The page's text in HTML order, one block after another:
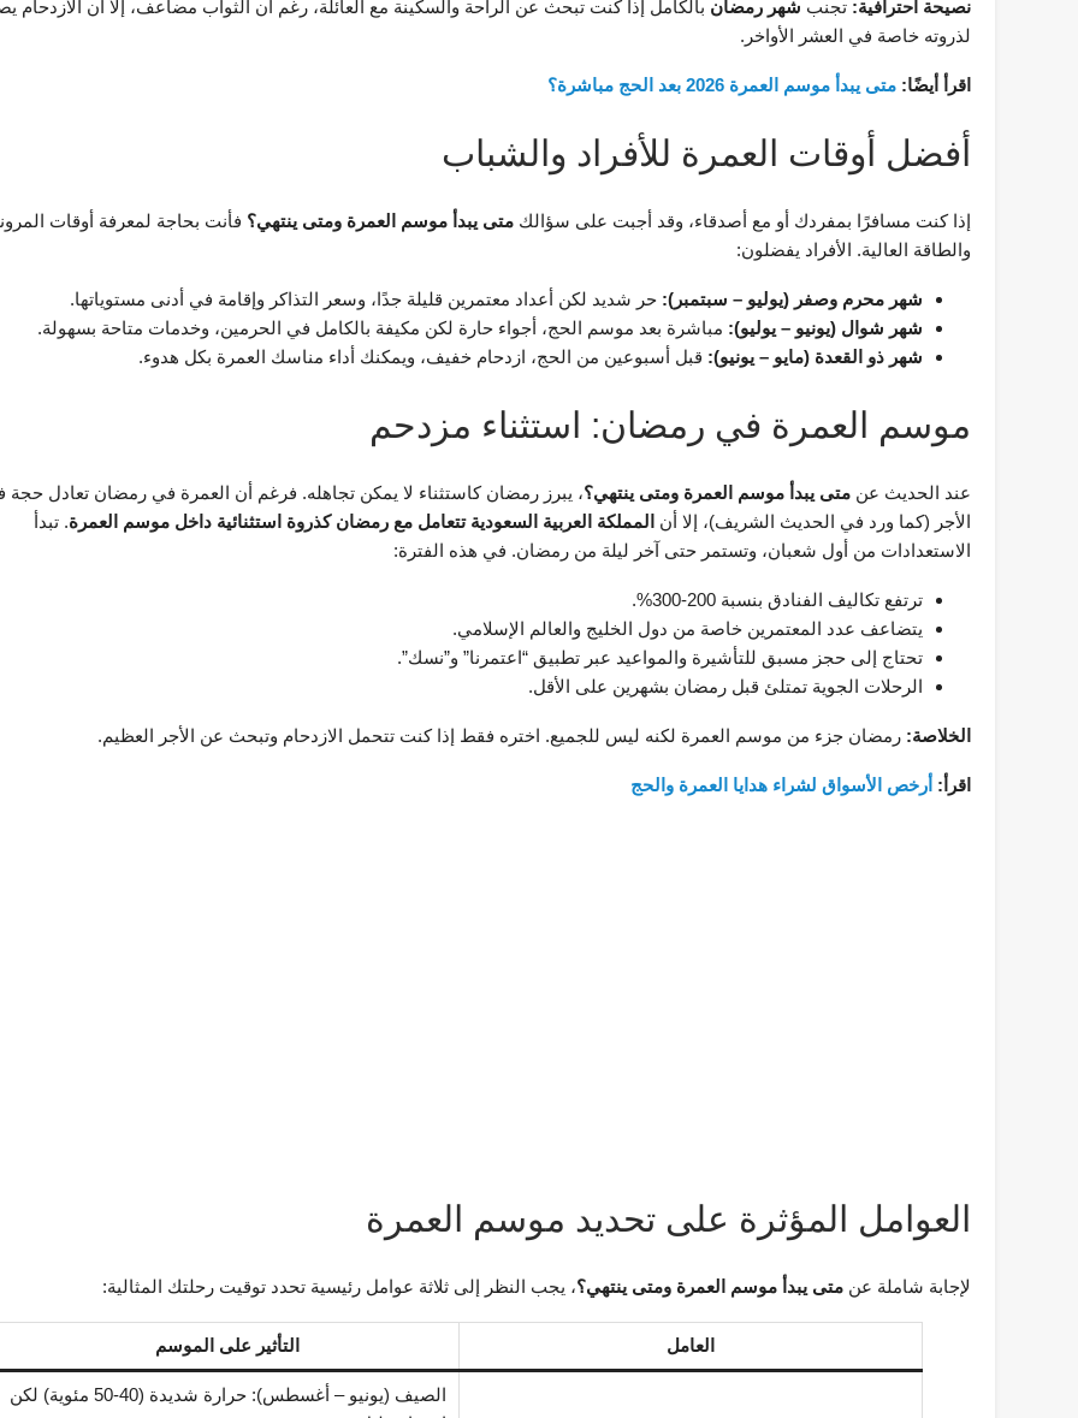
نصيحة احترافية: تجنب شهر رمضان بالكامل إذا كنت تبحث عن الراحة والسكينة مع العائلة، رغم أن الثواب مضاعف، إلا أن الازدحام
لذروته خاصة في العشر الأواخر.
اقرأ أيضًا: متى يبدأ موسم العمرة 2026 بعد الحج مباشرة؟
أفضل أوقات العمرة للأفراد والشباب
إذا كنت مسافرًا بمفردك أو مع أصدقاء، وقد أجبت على سؤالك متى يبدأ موسم العمرة ومتى ينتهي؟ فأنت بحاجة لمعرفة أوقات
والطاقة العالية. الأفراد يفضلون:
شهر محرم وصفر (يوليو – سبتمبر): حر شديد لكن أعداد معتمرين قليلة جدًا، وسعر التذاكر وإقامة في أدنى مستوياتها.
شهر شوال (يونيو – يوليو): مباشرة بعد موسم الحج، أجواء حارة لكن مكيفة بالكامل في الحرمين، وخدمات متاحة بسهولة.
شهر ذو القعدة (مايو – يونيو): قبل أسبوعين من الحج، ازدحام خفيف، ويمكنك أداء مناسك العمرة بكل هدوء.
موسم العمرة في رمضان: استثناء مزدحم
عند الحديث عن متى يبدأ موسم العمرة ومتى ينتهي؟، يبرز رمضان كاستثناء لا يمكن تجاهله. فرغم أن العمرة في رمضان تعادل حجة
الأجر (كما ورد في الحديث الشريف)، إلا أن المملكة العربية السعودية تتعامل مع رمضان كذروة استثنائية داخل موسم العمرة. تبدأ
الاستعدادات من أول شعبان، وتستمر حتى آخر ليلة من رمضان. في هذه الفترة:
ترتفع تكاليف الفنادق بنسبة 200-300%.
يتضاعف عدد المعتمرين خاصة من دول الخليج والعالم الإسلامي.
تحتاج إلى حجز مسبق للتأشيرة والمواعيد عبر تطبيق “اعتمرنا” و”نسك”.
الرحلات الجوية تمتلئ قبل رمضان بشهرين على الأقل.
الخلاصة: رمضان جزء من موسم العمرة لكنه ليس للجميع. اختره فقط إذا كنت تتحمل الازدحام وتبحث عن الأجر العظيم.
اقرأ: أرخص الأسواق لشراء هدايا العمرة والحج
العوامل المؤثرة على تحديد موسم العمرة
لإجابة شاملة عن متى يبدأ موسم العمرة ومتى ينتهي؟، يجب النظر إلى ثلاثة عوامل رئيسية تحدد توقيت رحلتك المثالية:
العامل التأثير على الموسم
الصيف (يونيو – أغسطس): حرارة شديدة (40-50 مئوية) لكن